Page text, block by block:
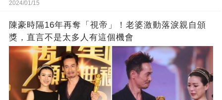
2024/01/15
陳豪時隔16年再奪「視帝」！老婆激動落淚親自頒
獎，直言不是太多人有這個機會